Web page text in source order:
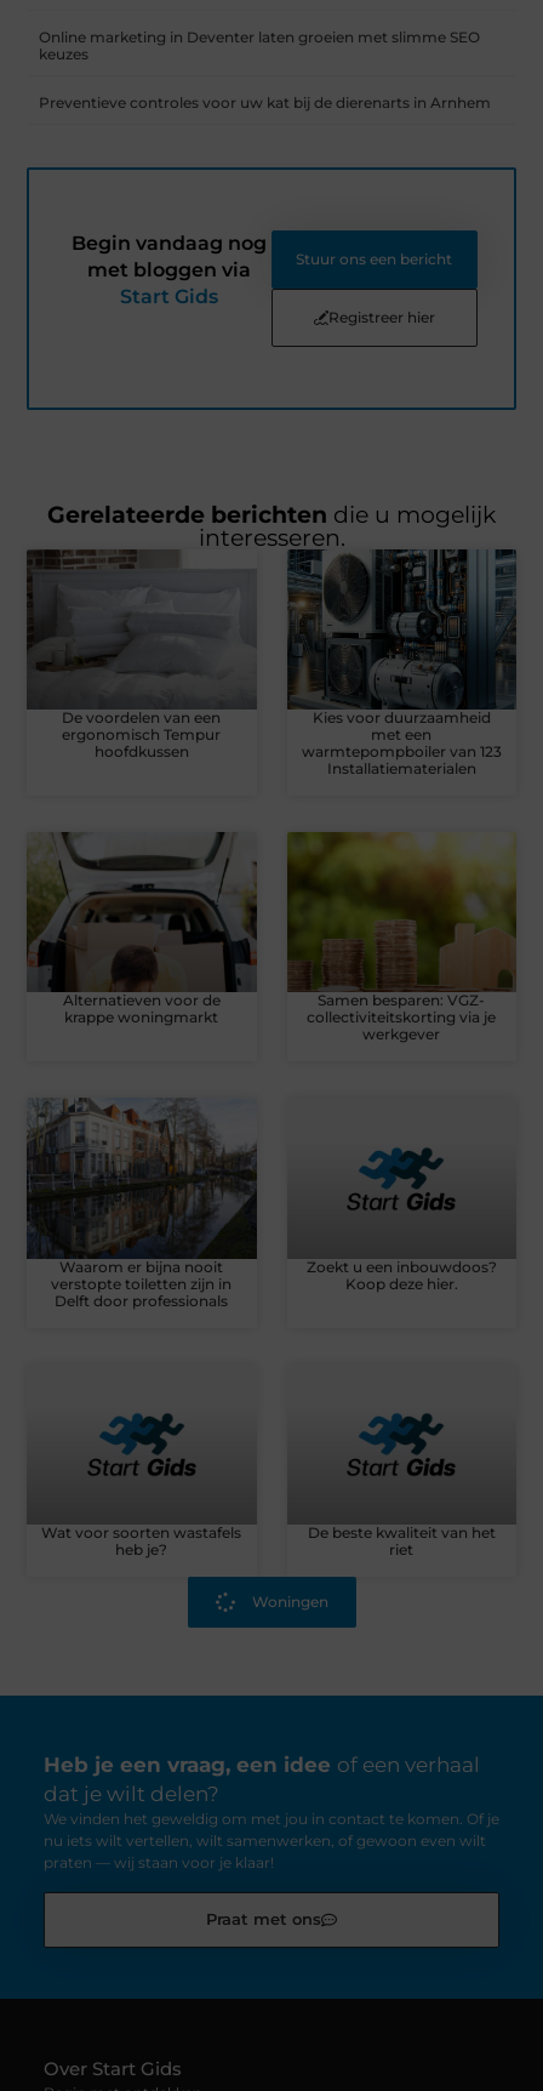
Online marketing in Deventer laten groeien met slimme SEO
keuzes
Preventieve controles voor uw kat bij de dierenarts in Arnhem
Begin vandaag nog
met bloggen via
Start Gids
Stuur ons een bericht
Registreer hier
Gerelateerde berichten die u mogelijk
interesseren.
De voordelen van een
ergonomisch Tempur
hoofdkussen
Kies voor duurzaamheid
met een
warmtepompboiler van 123
Installatiematerialen
Alternatieven voor de
krappe woningmarkt
Samen besparen: VGZ-
collectiviteitskorting via je
werkgever
Waarom er bijna nooit
verstopte toiletten zijn in
Delft door professionals
Zoekt u een inbouwdoos?
Koop deze hier.
Wat voor soorten wastafels
heb je?
De beste kwaliteit van het
riet
Woningen
Heb je een vraag, een idee of een verhaal
dat je wilt delen?
We vinden het geweldig om met jou in contact te komen. Of je
nu iets wilt vertellen, wilt samenwerken, of gewoon even wilt
praten — wij staan voor je klaar!
Praat met ons
Over Start Gids